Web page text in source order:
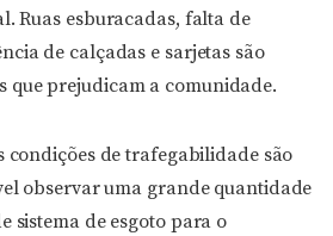
Ruas esburacadas, falta de
de calçadas e sarjetas são
que prejudicam a comunidade.
condições de trafegabilidade são
observar uma grande quantidade
sistema de esgoto para o